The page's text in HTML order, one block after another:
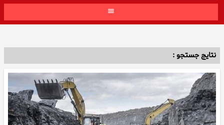
نتایج جستجو :